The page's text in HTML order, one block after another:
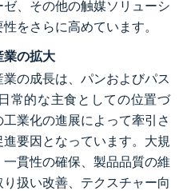
、その他の触媒ソリューシ
をさらに高めています。
業の拡大
の成長は、パンおよびパス
常的な主食としての位置づ
業化の進展によって牽引さ
要因となっています。大規
貫性の確保、製品品質の維
扱い改善、テクスチャー向